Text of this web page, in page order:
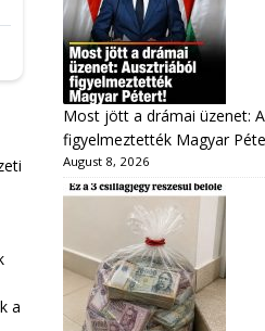
a
Most jött a drámai üzenet:
figyelmeztették Magyar
August 8, 2026